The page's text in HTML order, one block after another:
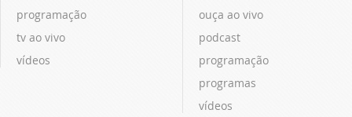
programação
tv ao vivo
vídeos
ouça ao vivo
podcast
programação
programas
vídeos